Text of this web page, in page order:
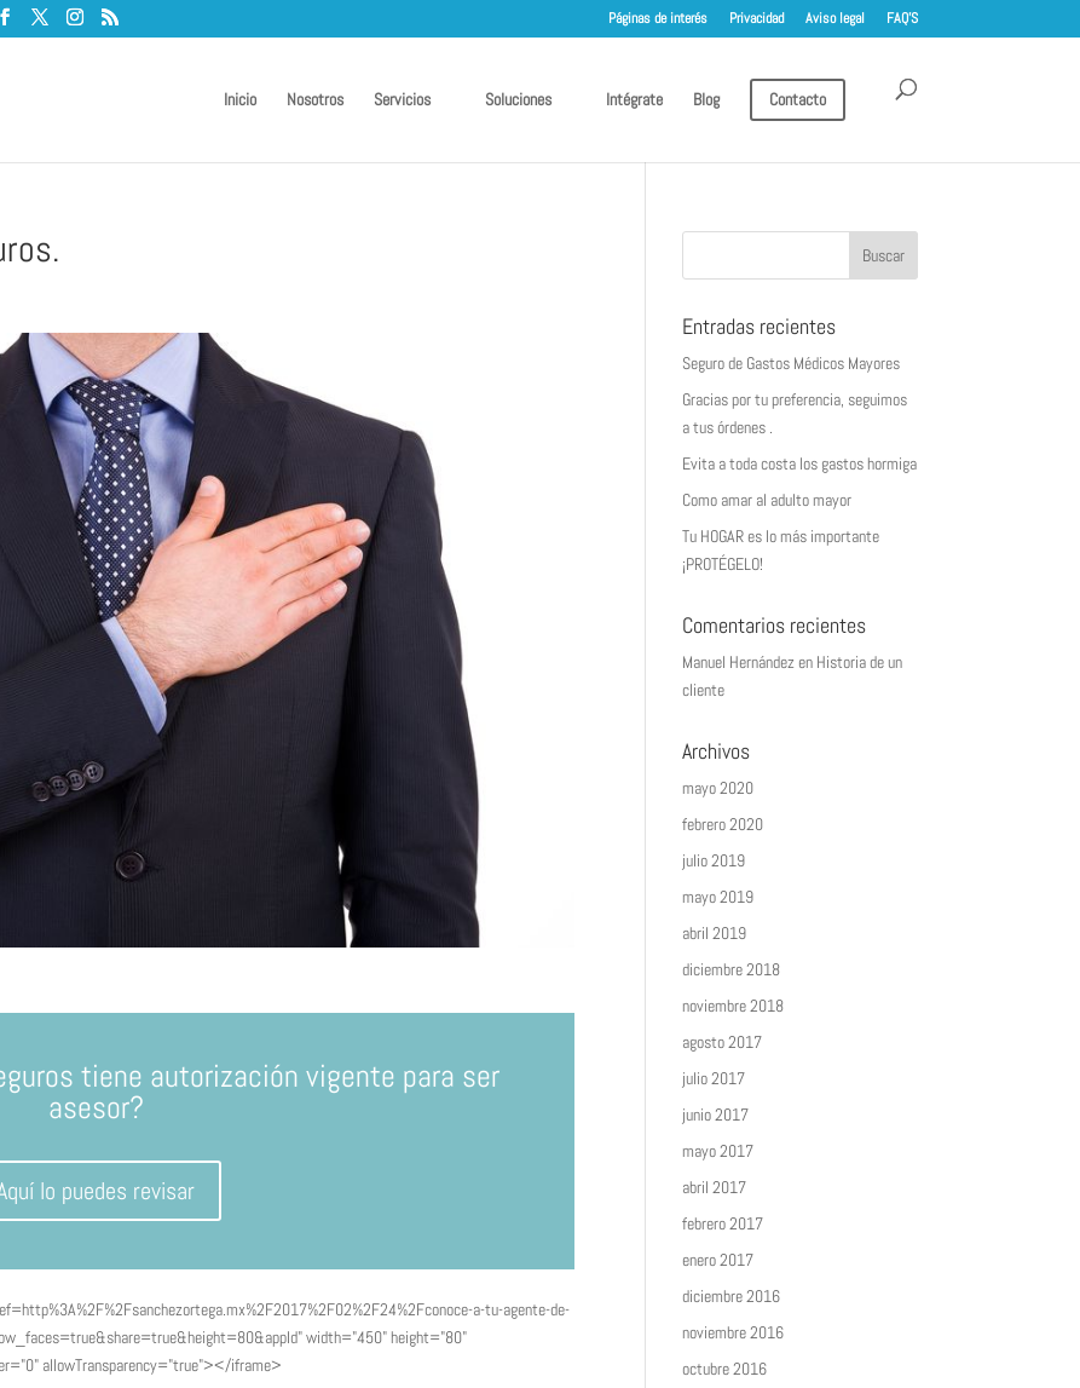
Páginas de interés Privacidad Aviso legal FAQ’S
Inicio Nosotros Servicios Soluciones Intégrate Blog Contacto
tiene autorización vigente para ser
asesor?
lo puedes revisar
a-tu-agente-de-
width="450" height="80"
allowTransparency="true"></iframe>
Entradas recientes
Seguro de Gastos Médicos Mayores
Gracias por tu preferencia, seguimos
a tus órdenes .
Evita a toda costa los gastos hormiga
Como amar al adulto mayor
Tu HOGAR es lo más importante
¡PROTÉGELO!
Comentarios recientes
Manuel Hernándezen Historia de un
cliente
Archivos
mayo 2020
febrero 2020
julio 2019
mayo 2019
abril 2019
diciembre 2018
noviembre 2018
agosto 2017
julio 2017
junio 2017
mayo 2017
abril 2017
febrero 2017
enero 2017
diciembre 2016
noviembre 2016
octubre 2016